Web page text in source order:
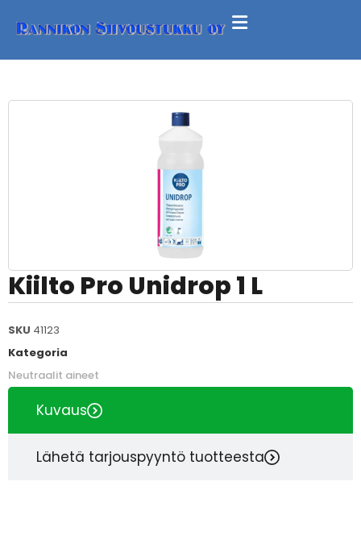
Kiilto Pro Unidrop 1 L
SKU 41123
Kategoria
Neutraalit aineet
Kuvaus
Lähetä tarjouspyyntö tuotteesta